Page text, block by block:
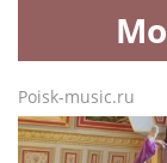
Poisk-music.ru